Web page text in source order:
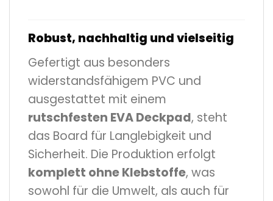
Robust, nachhaltig und vielseitig
Gefertigt aus besonders
widerstandsfähigem PVC und
ausgestattet mit einem
rutschfesten EVA Deckpad, steht
das Board für Langlebigkeit und
Sicherheit. Die Produktion erfolgt
komplett ohne Klebstoffe, was
sowohl für die Umwelt, als auch für